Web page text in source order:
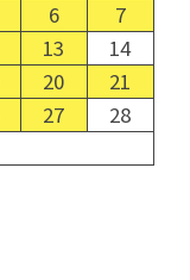
6
7
13
14
20
21
27
28